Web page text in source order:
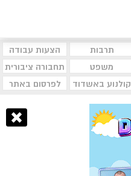
תרבות
הצעות עבודה
משפט
תחבורה ציבורית
קולנוע באשדוד לפרסום באתר